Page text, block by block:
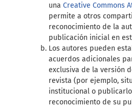
una Creative Commons
permite a otros
reconocimiento de la
publicación inicial en
Los autores pueden
acuerdos adicionales
exclusiva de la versión
revista (por ejemplo,
institucional o
reconocimiento de su